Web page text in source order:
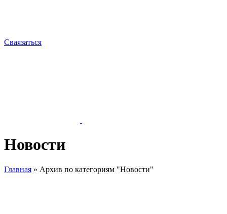
Сваязаться
Новости
Главная » Архив по категориям "Новости"